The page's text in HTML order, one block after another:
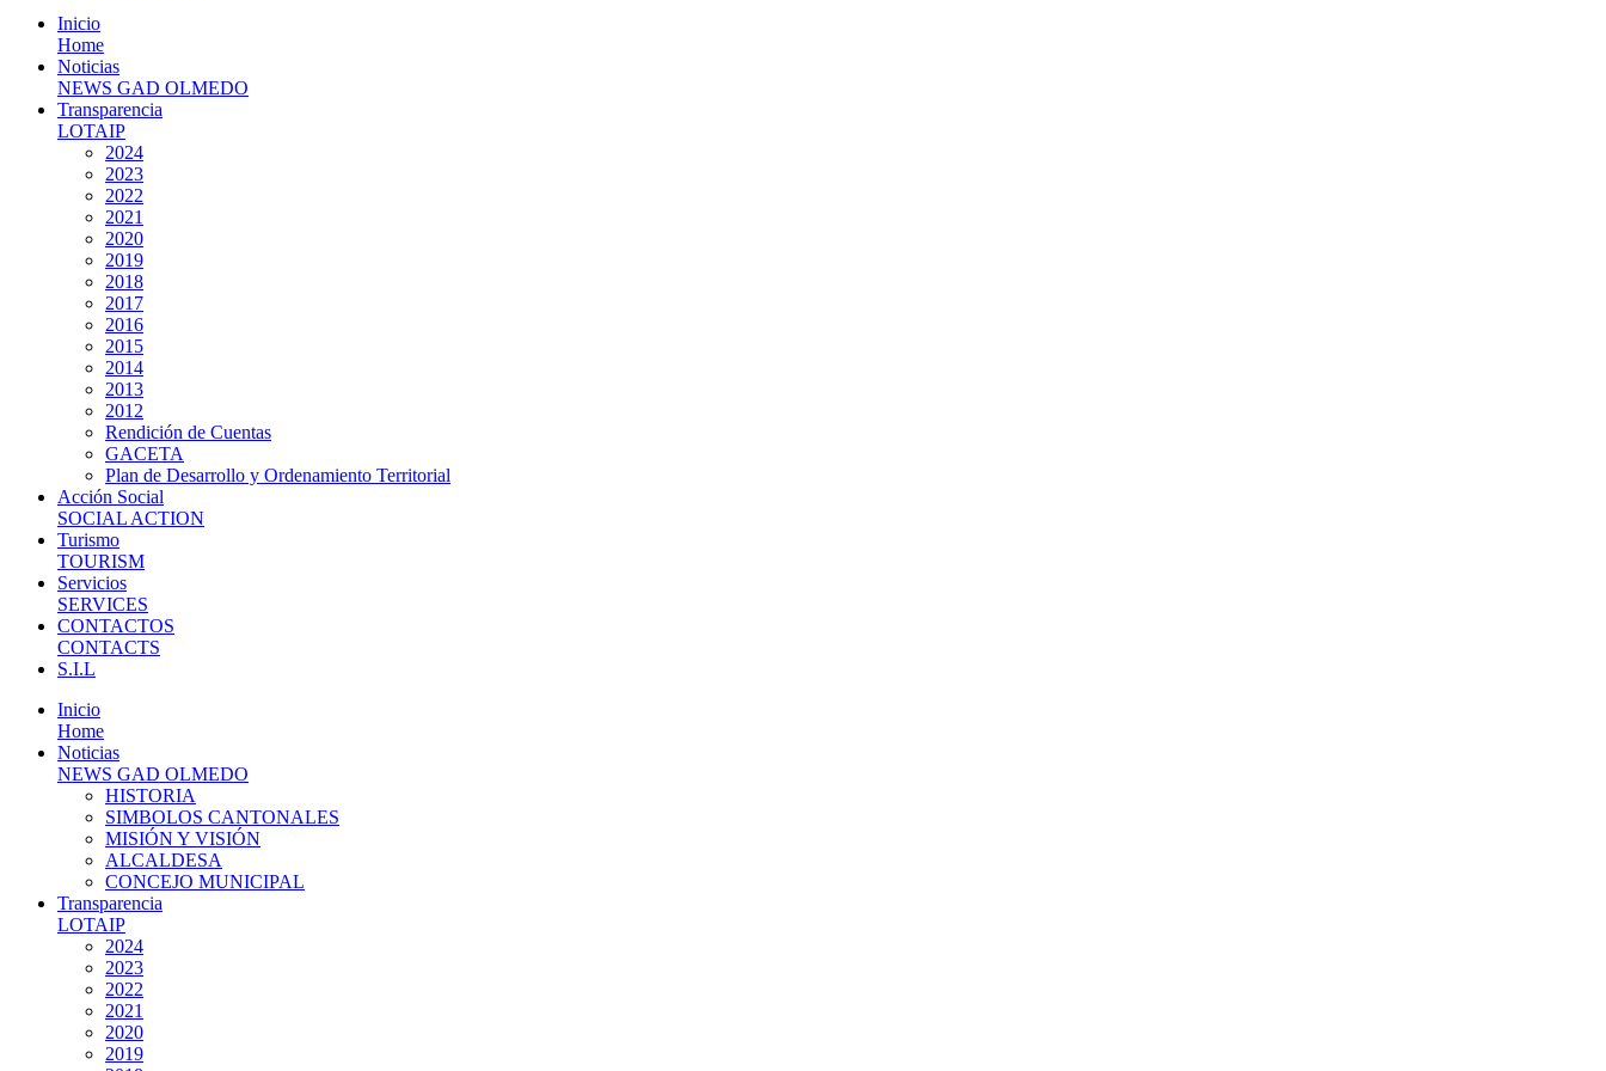
Inicio
Home
Noticias
NEWS GAD OLMEDO
Transparencia
LOTAIP
2024
2023
2022
2021
2020
2019
2018
2017
2016
2015
2014
2013
2012
Rendición de Cuentas
GACETA
Plan de Desarrollo y Ordenamiento Territorial
Acción Social
SOCIAL ACTION
Turismo
TOURISM
Servicios
SERVICES
CONTACTOS
CONTACTS
S.I.L
Inicio
Home
Noticias
NEWS GAD OLMEDO
HISTORIA
SIMBOLOS CANTONALES
MISIÓN Y VISIÓN
ALCALDESA
CONCEJO MUNICIPAL
Transparencia
LOTAIP
2024
2023
2022
2021
2020
2019